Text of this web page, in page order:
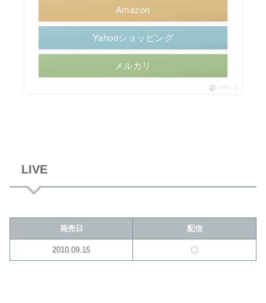
Amazon
Yahooショッピング
メルカリ
ポチップ
LIVE
発売日 配信
2010.09.15 〇